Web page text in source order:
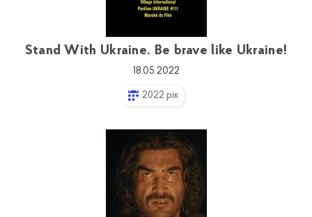
Stand With Ukraine. Be brave like Ukraine!
18.05.2022
2022 рік